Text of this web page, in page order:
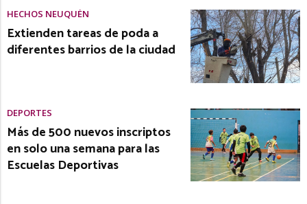
HECHOS NEUQUÉN
Extienden tareas de poda a
diferentes barrios de la ciudad
DEPORTES
Más de 500 nuevos inscriptos
en solo una semana para las
Escuelas Deportivas